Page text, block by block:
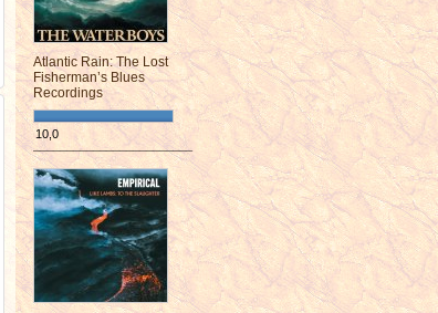
Atlantic Rain: The Lost
Fisherman’s Blues
Recordings
10,0
¯¯¯¯¯¯¯¯¯¯¯¯¯¯¯¯¯¯¯¯¯¯¯¯